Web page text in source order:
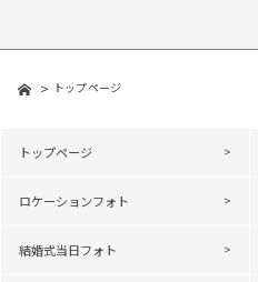
トップページ
トップページ
ロケーションフォト
結婚式当日フォト